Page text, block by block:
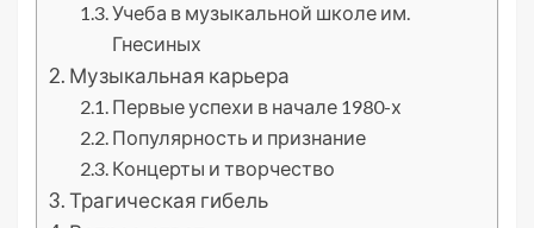
Учеба в музыкальной школе им.
Гнесиных
Музыкальная карьера
Первые успехи в начале 1980-х
Популярность и признание
Концерты и творчество
Трагическая гибель